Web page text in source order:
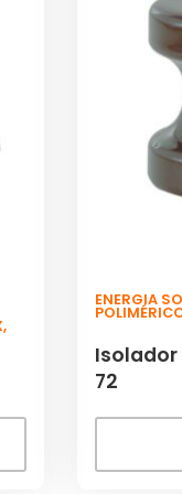
,
ENERGIA
Isolador
72